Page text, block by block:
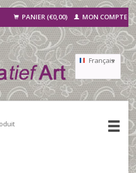
PANIER (€0,00) MON COMPTE
Français
Nederlands